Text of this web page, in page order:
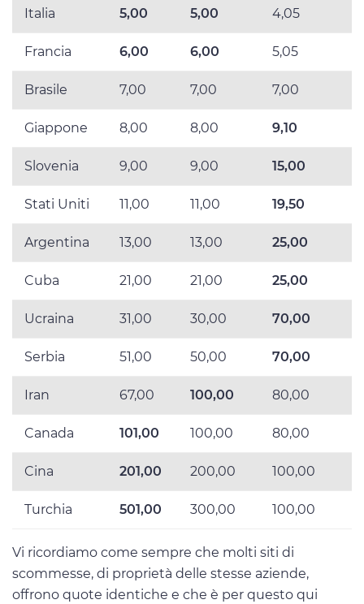
Italia 5,00 5,00 4,05
Francia 6,00 6,00 5,05
Brasile 7,00 7,00 7,00
Giappone 8,00 8,00 9,10
Slovenia 9,00 9,00 15,00
Stati Uniti 11,00 11,00 19,50
Argentina 13,00 13,00 25,00
Cuba 21,00 21,00 25,00
Ucraina 31,00 30,00 70,00
Serbia 51,00 50,00 70,00
Iran 67,00 100,00 80,00
Canada 101,00 100,00 80,00
Cina 201,00 200,00 100,00
Turchia 501,00 300,00 100,00
Vi ricordiamo come sempre che molti siti di
scommesse, di proprietà delle stesse aziende,
offrono quote identiche e che è per questo qui